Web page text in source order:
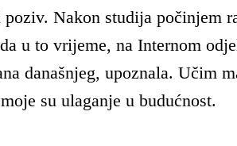
Nakon studija počinjem
u to vrijeme, na Internom
današnjeg, upoznala. Učim
su ulaganje u budućnost.